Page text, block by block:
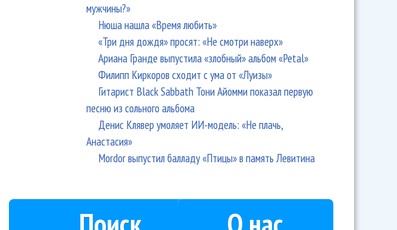
мужчины?»
Нюша нашла «Время любить»
«Три дня дождя» просят: «Не смотри наверх»
Ариана Гранде выпустила «злобный» альбом «Petal»
Филипп Киркоров сходит с ума от «Луизы»
Гитарист Black Sabbath Тони Айомми показал первую
песню из сольного альбома
Денис Клявер умоляет ИИ-модель: «Не плачь,
Анастасия»
Mordor выпустил балладу «Птицы» в память Левитина